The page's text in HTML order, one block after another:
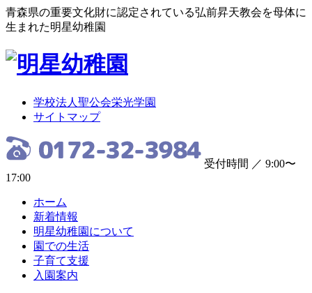
青森県の重要文化財に認定されている弘前昇天教会を母体に
生まれた明星幼稚園
学校法人聖公会栄光学園
サイトマップ
受付時間 ／ 9:00〜
17:00
ホーム
新着情報
明星幼稚園について
園での生活
子育て支援
入園案内